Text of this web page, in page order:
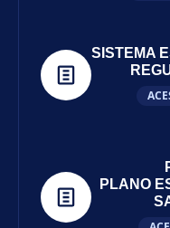
SISTEMA
PLANO